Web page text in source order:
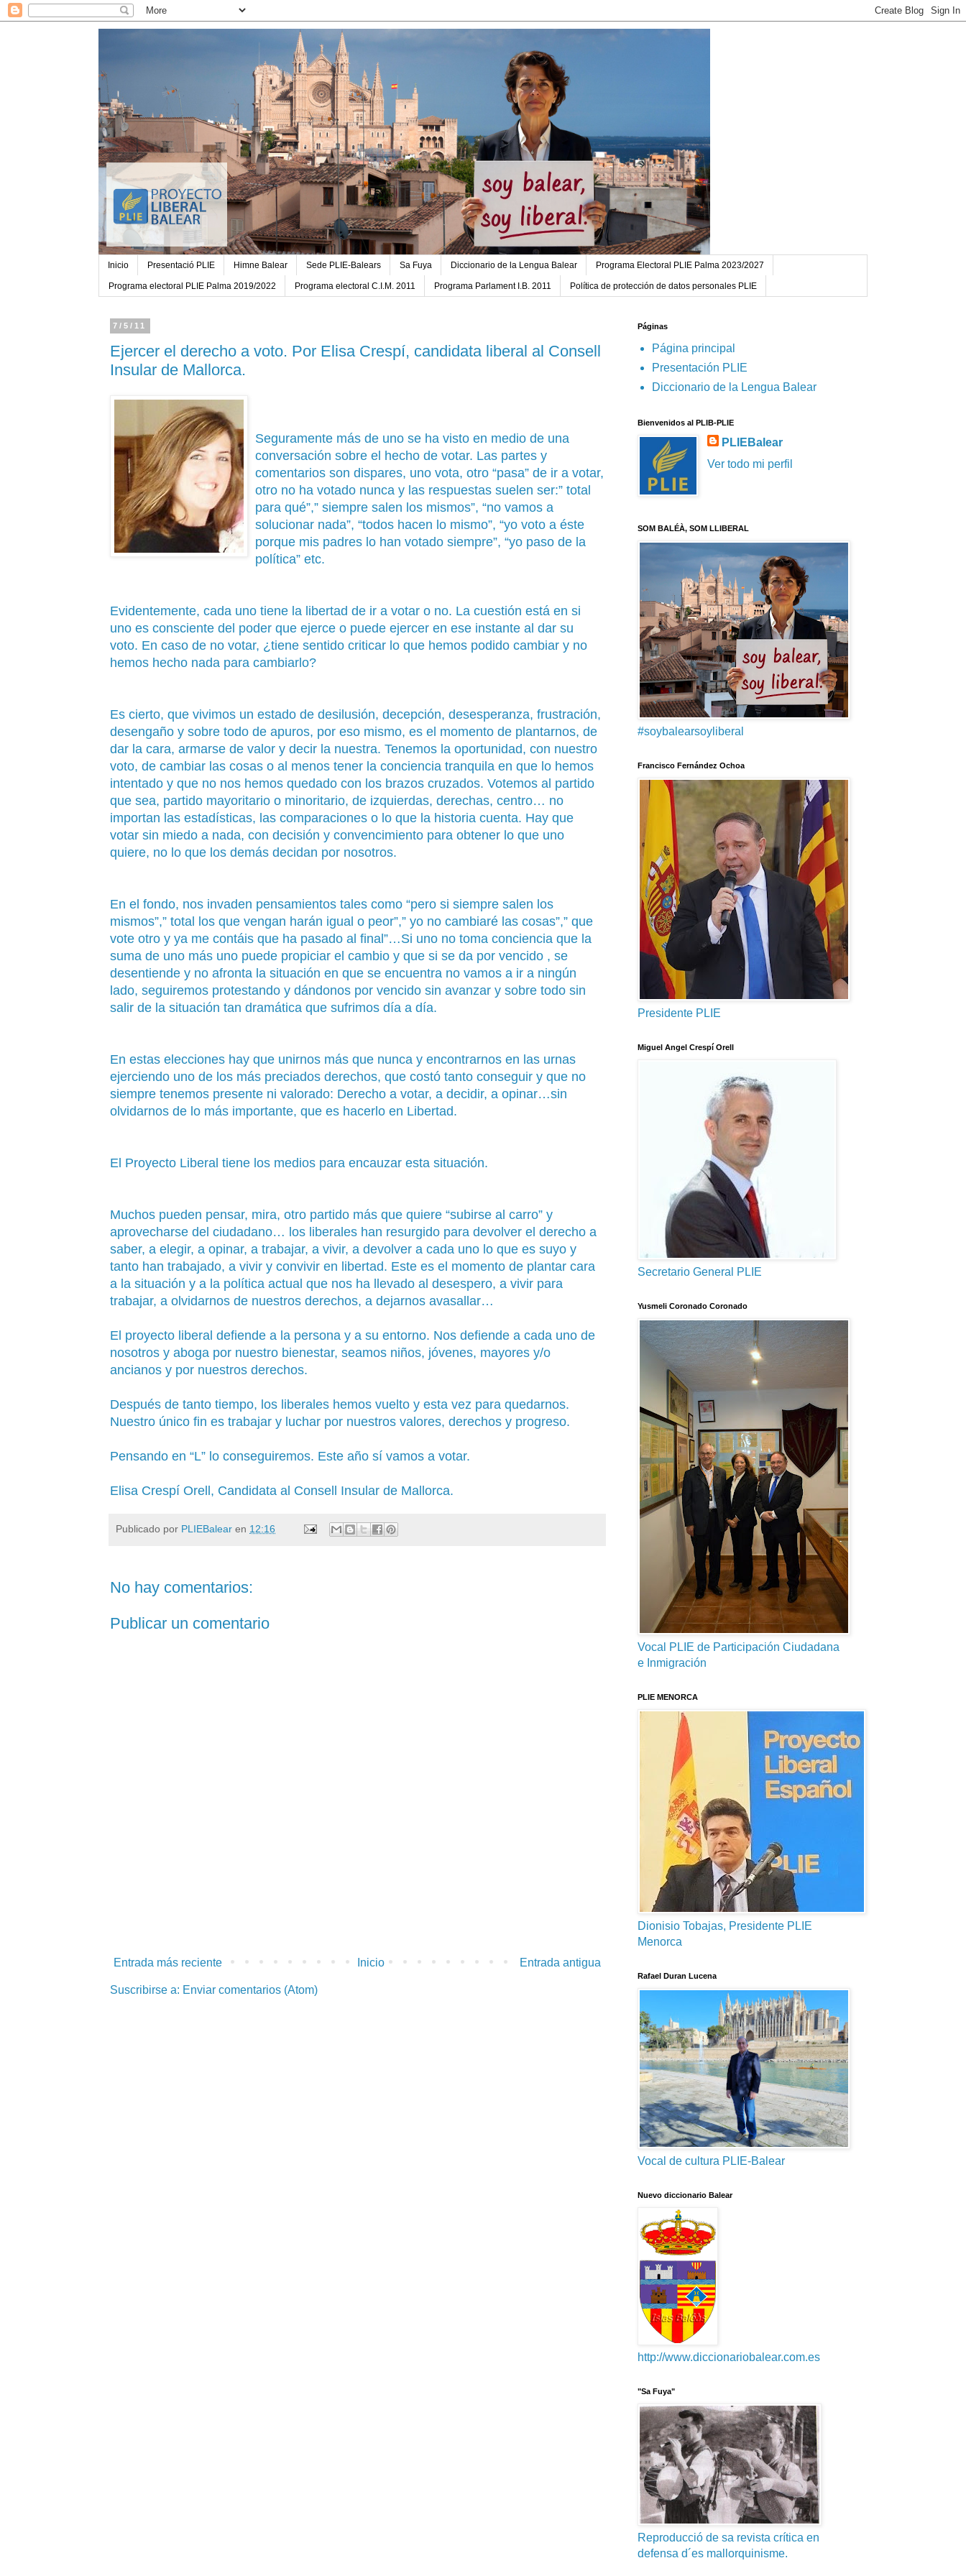
Inicio Presentació PLIE Himne Balear Sede PLIE-Balears Sa Fuya Diccionario de la Lengua Balear Programa Electoral PLIE Palma 2023/2027
Programa electoral PLIE Palma 2019/2022 Programa electoral C.I.M. 2011 Programa Parlament I.B. 2011 Política de protección de datos personales PLIE
7/5/11
Ejercer el derecho a voto. Por Elisa Crespí, candidata liberal al Consell
Insular de Mallorca.
Seguramente más de uno se ha visto en medio de una
conversación sobre el hecho de votar. Las partes y
comentarios son dispares, uno vota, otro “pasa” de ir a votar,
otro no ha votado nunca y las respuestas suelen ser:” total
para qué”,” siempre salen los mismos”, “no vamos a
solucionar nada”, “todos hacen lo mismo”, “yo voto a éste
porque mis padres lo han votado siempre”, “yo paso de la
política” etc.
Evidentemente, cada uno tiene la libertad de ir a votar o no. La cuestión está en si
uno es consciente del poder que ejerce o puede ejercer en ese instante al dar su
voto. En caso de no votar, ¿tiene sentido criticar lo que hemos podido cambiar y no
hemos hecho nada para cambiarlo?
Es cierto, que vivimos un estado de desilusión, decepción, desesperanza, frustración,
desengaño y sobre todo de apuros, por eso mismo, es el momento de plantarnos, de
dar la cara, armarse de valor y decir la nuestra. Tenemos la oportunidad, con nuestro
voto, de cambiar las cosas o al menos tener la conciencia tranquila en que lo hemos
intentado y que no nos hemos quedado con los brazos cruzados. Votemos al partido
que sea, partido mayoritario o minoritario, de izquierdas, derechas, centro… no
importan las estadísticas, las comparaciones o lo que la historia cuenta. Hay que
votar sin miedo a nada, con decisión y convencimiento para obtener lo que uno
quiere, no lo que los demás decidan por nosotros.
En el fondo, nos invaden pensamientos tales como “pero si siempre salen los
mismos”,” total los que vengan harán igual o peor”,” yo no cambiaré las cosas”,” que
vote otro y ya me contáis que ha pasado al final”…Si uno no toma conciencia que la
suma de uno más uno puede propiciar el cambio y que si se da por vencido , se
desentiende y no afronta la situación en que se encuentra no vamos a ir a ningún
lado, seguiremos protestando y dándonos por vencido sin avanzar y sobre todo sin
salir de la situación tan dramática que sufrimos día a día.
En estas elecciones hay que unirnos más que nunca y encontrarnos en las urnas
ejerciendo uno de los más preciados derechos, que costó tanto conseguir y que no
siempre tenemos presente ni valorado: Derecho a votar, a decidir, a opinar…sin
olvidarnos de lo más importante, que es hacerlo en Libertad.
El Proyecto Liberal tiene los medios para encauzar esta situación.
Muchos pueden pensar, mira, otro partido más que quiere “subirse al carro” y
aprovecharse del ciudadano… los liberales han resurgido para devolver el derecho a
saber, a elegir, a opinar, a trabajar, a vivir, a devolver a cada uno lo que es suyo y
tanto han trabajado, a vivir y convivir en libertad. Este es el momento de plantar cara
a la situación y a la política actual que nos ha llevado al desespero, a vivir para
trabajar, a olvidarnos de nuestros derechos, a dejarnos avasallar…
El proyecto liberal defiende a la persona y a su entorno. Nos defiende a cada uno de
nosotros y aboga por nuestro bienestar, seamos niños, jóvenes, mayores y/o
ancianos y por nuestros derechos.
Después de tanto tiempo, los liberales hemos vuelto y esta vez para quedarnos.
Nuestro único fin es trabajar y luchar por nuestros valores, derechos y progreso.
Pensando en “L” lo conseguiremos. Este año sí vamos a votar.
Elisa Crespí Orell, Candidata al Consell Insular de Mallorca.
Publicado por PLIEBalear en 12:16
No hay comentarios:
Publicar un comentario
Entrada más reciente Entrada antigua
Inicio
Suscribirse a: Enviar comentarios (Atom)
Páginas
Página principal
Presentación PLIE
Diccionario de la Lengua Balear
Bienvenidos al PLIB-PLIE
PLIEBalear
Ver todo mi perfil
SOM BALÉÀ, SOM LLIBERAL
#soybalearsoyliberal
Francisco Fernández Ochoa
Presidente PLIE
Miguel Angel Crespí Orell
Secretario General PLIE
Yusmeli Coronado Coronado
Vocal PLIE de Participación Ciudadana
e Inmigración
PLIE MENORCA
Dionisio Tobajas, Presidente PLIE
Menorca
Rafael Duran Lucena
Vocal de cultura PLIE-Balear
Nuevo diccionario Balear
http://www.diccionariobalear.com.es
"Sa Fuya"
Reproducció de sa revista crítica en
defensa d´es mallorquinisme.